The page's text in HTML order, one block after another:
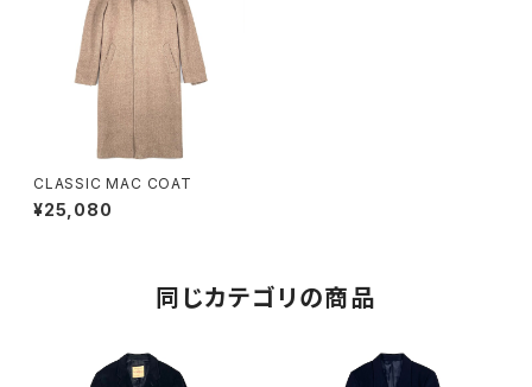
CLASSIC MAC COAT
¥25,080
同じカテゴリの商品